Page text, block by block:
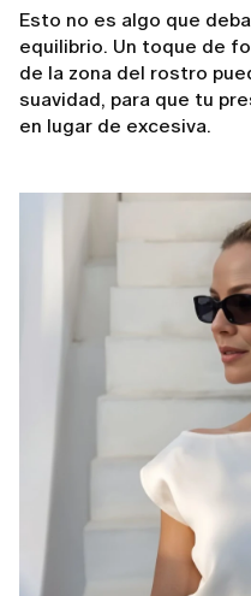
Esto no es algo que
equilibrio. Un toque de
de la zona del rostro
suavidad, para que tu
en lugar de excesiva.